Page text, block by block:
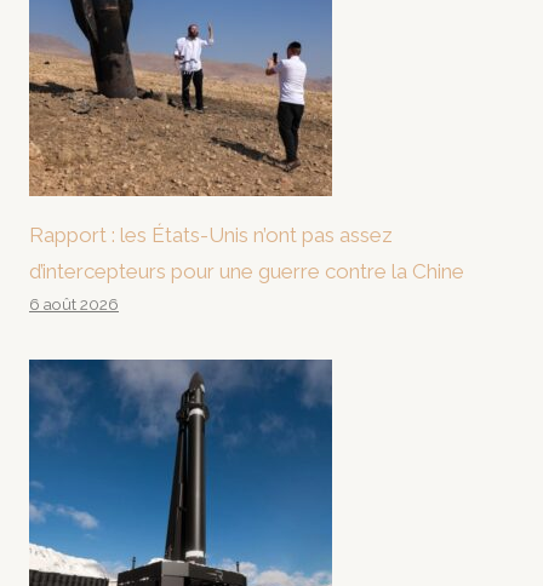
Rapport : les États-Unis n’ont pas assez
d’intercepteurs pour une guerre contre la Chine
6 août 2026